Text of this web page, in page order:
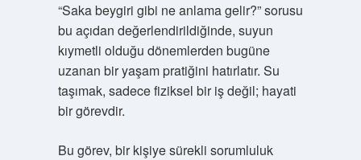
“Saka beygiri gibi ne anlama gelir?” sorusu
bu açıdan değerlendirildiğinde, suyun
kıymetli olduğu dönemlerden bugüne
uzanan bir yaşam pratiğini hatırlatır. Su
taşımak, sadece fiziksel bir iş değil; hayati
bir görevdir.
Bu görev, bir kişiye sürekli sorumluluk